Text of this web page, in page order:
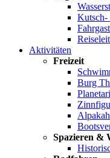
Kutsch-
Aktivitäten
Freizeit
Burg
Spazieren &